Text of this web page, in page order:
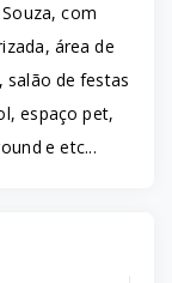
com
área de
salão de festas
espaço pet,
e etc...